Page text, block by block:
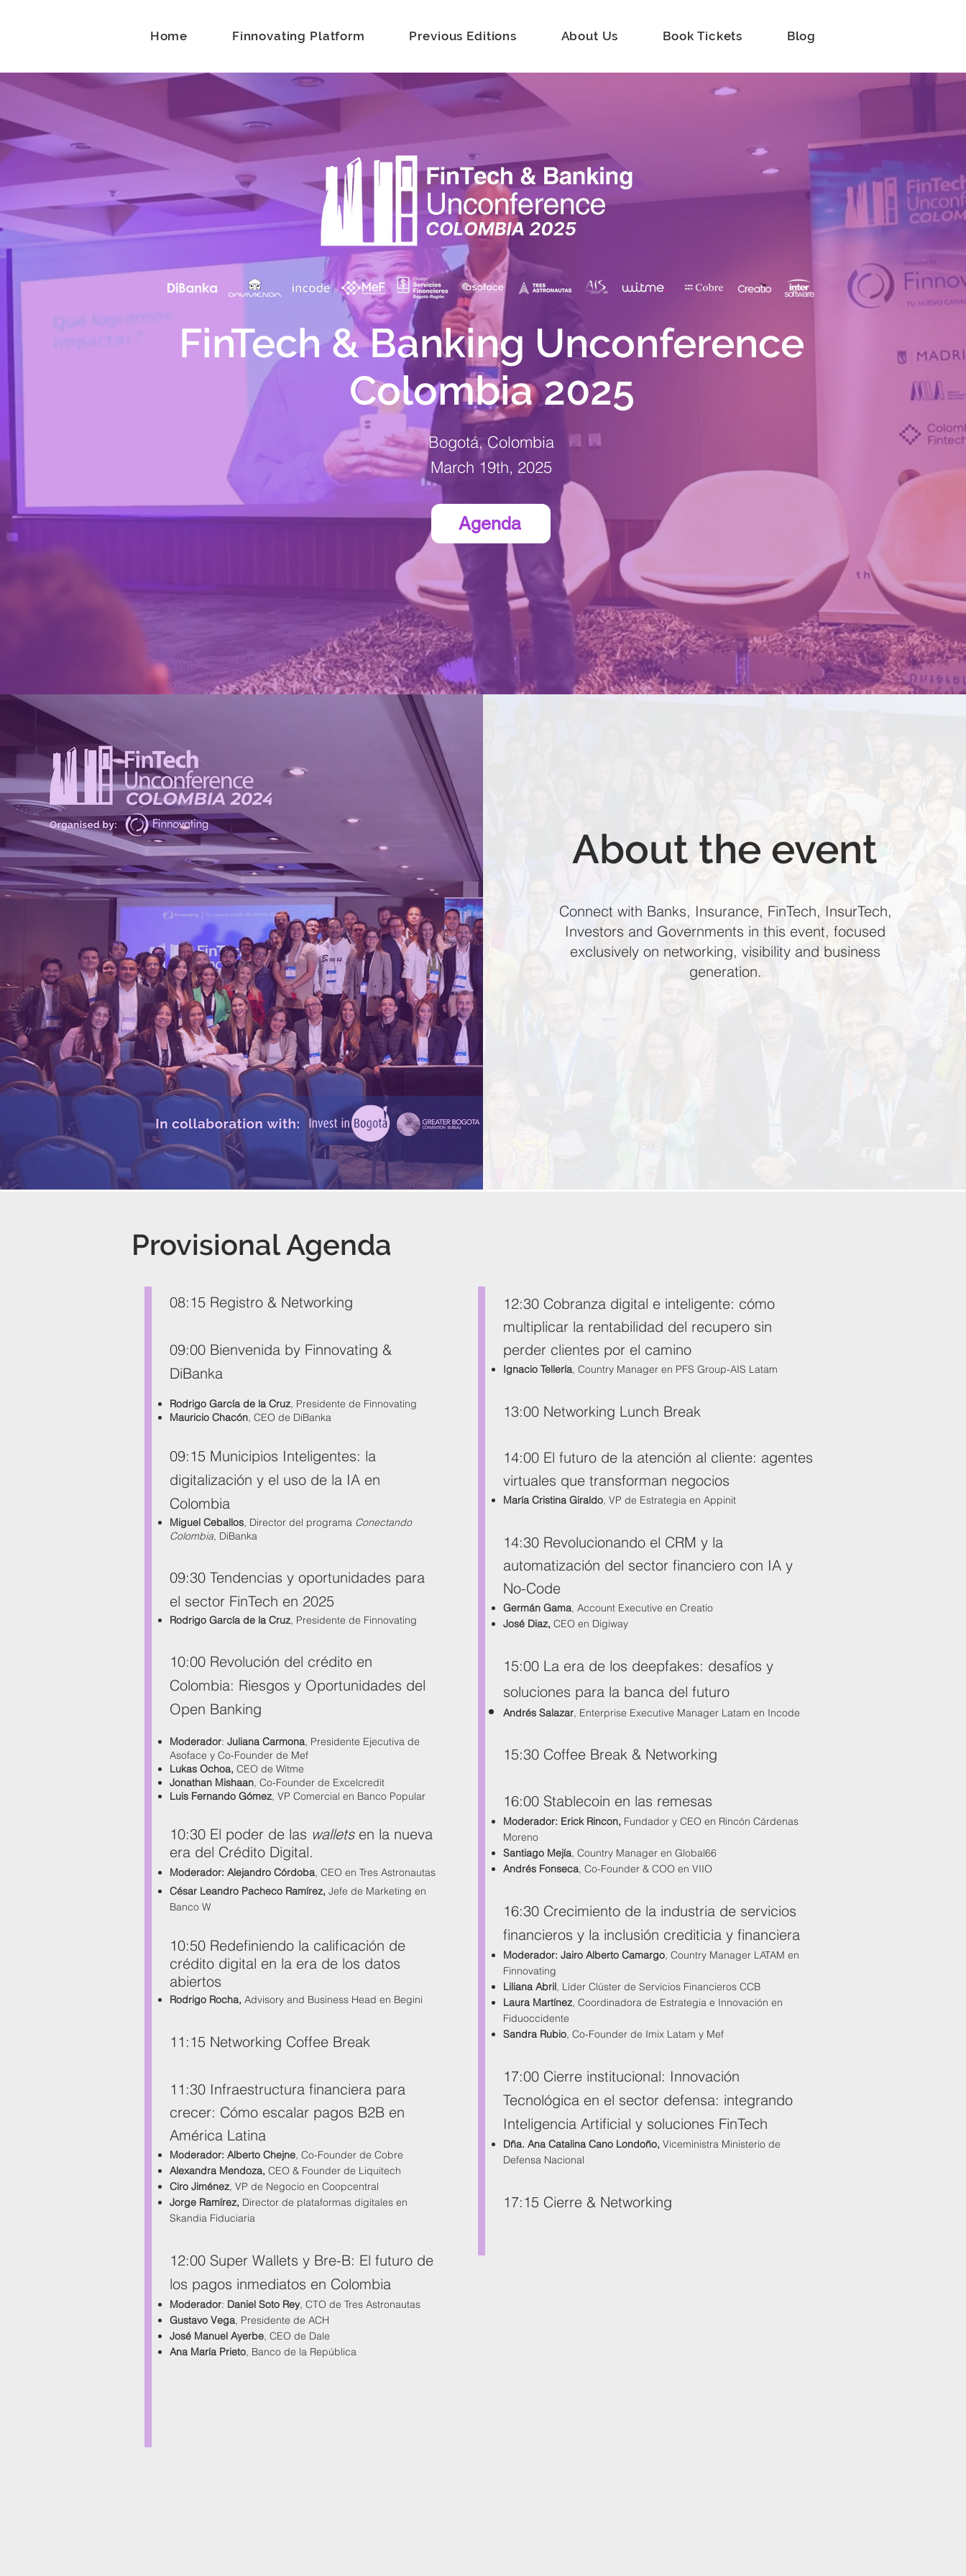
Home Finnovating Platform Previous Editions About Us Book Tickets Blog
FinTech & Banking Unconference
Colombia 2025
Bogotá, Colombia
March 19th, 2025
Agenda
About the event
Connect with Banks, Insurance, FinTech, InsurTech,
Investors and Governments in this event, focused
exclusively on networking, visibility and business
generation.
Provisional Agenda
08:15 Registro & Networking
09:00 Bienvenida by Finnovating &
DiBanka
Rodrigo García de la Cruz, Presidente de Finnovating
Mauricio Chacón, CEO de DiBanka
09:15 Municipios Inteligentes: la
digitalización y el uso de la IA en
Colombia
Miguel Ceballos, Director del programa Conectando
Colombia, DiBanka
09:30 Tendencias y oportunidades para
el sector FinTech en 2025
Rodrigo García de la Cruz, Presidente de Finnovating
10:00 Revolución del crédito en
Colombia: Riesgos y Oportunidades del
Open Banking
Moderador: Juliana Carmona, Presidente Ejecutiva de
Asoface y Co-Founder de Mef
Lukas Ochoa, CEO de Witme
Jonathan Mishaan, Co-Founder de Excelcredit
Luis Fernando Gómez, VP Comercial en Banco Popular
10:30 El poder de las wallets en la nueva
era del Crédito Digital.
Moderador: Alejandro Córdoba, CEO en Tres Astronautas
César Leandro Pacheco Ramírez, Jefe de Marketing en
Banco W
10:50 Redefiniendo la calificación de
crédito digital en la era de los datos
abiertos
Rodrigo Rocha, Advisory and Business Head en Begini
11:15 Networking Coffee Break
11:30 Infraestructura financiera para
crecer: Cómo escalar pagos B2B en
América Latina
Moderador: Alberto Chejne, Co-Founder de Cobre
Alexandra Mendoza, CEO & Founder de Liquitech
Ciro Jiménez, VP de Negocio en Coopcentral
Jorge Ramírez, Director de plataformas digitales en
Skandia Fiduciaria
12:00 Super Wallets y Bre-B: El futuro de
los pagos inmediatos en Colombia
Moderador: Daniel Soto Rey, CTO de Tres Astronautas
Gustavo Vega, Presidente de ACH
José Manuel Ayerbe, CEO de Dale
Ana María Prieto, Banco de la República
​12:30 Cobranza digital e inteligente: cómo
multiplicar la rentabilidad del recupero sin
perder clientes por el camino
Ignacio Tellería, Country Manager en PFS Group-AIS Latam
13:00 Networking Lunch Break
14:00 El futuro de la atención al cliente: agentes
virtuales que transforman negocios
María Cristina Giraldo, VP de Estrategia en Appinit
14:30 Revolucionando el CRM y la
automatización del sector financiero con IA y
No-Code
Germán Gama, Account Executive en Creatio
José Diaz, CEO en Digiway
15:00 La era de los deepfakes: desafíos y
soluciones para la banca del futuro
Andrés Salazar, Enterprise Executive Manager Latam en Incode
15:30 Coffee Break & Networking
16:00 Stablecoin en las remesas
Moderador: Erick Rincon, Fundador y CEO en Rincón Cárdenas
Moreno
Santiago Mejía, Country Manager en Global66
Andrés Fonseca, Co-Founder & COO en VIIO
16:30 Crecimiento de la industria de servicios
financieros y la inclusión crediticia y financiera
Moderador: Jairo Alberto Camargo, Country Manager LATAM en
Finnovating
Liliana Abril, Líder Clúster de Servicios Financieros CCB
Laura Martínez, Coordinadora de Estrategia e Innovación en
Fiduoccidente
Sandra Rubio, Co-Founder de Imix Latam y Mef
17:00 Cierre institucional: Innovación
Tecnológica en el sector defensa: integrando
Inteligencia Artificial y soluciones FinTech
Dña. Ana Catalina Cano Londoño, Viceministra Ministerio de
Defensa Nacional
17:15 Cierre & Networking